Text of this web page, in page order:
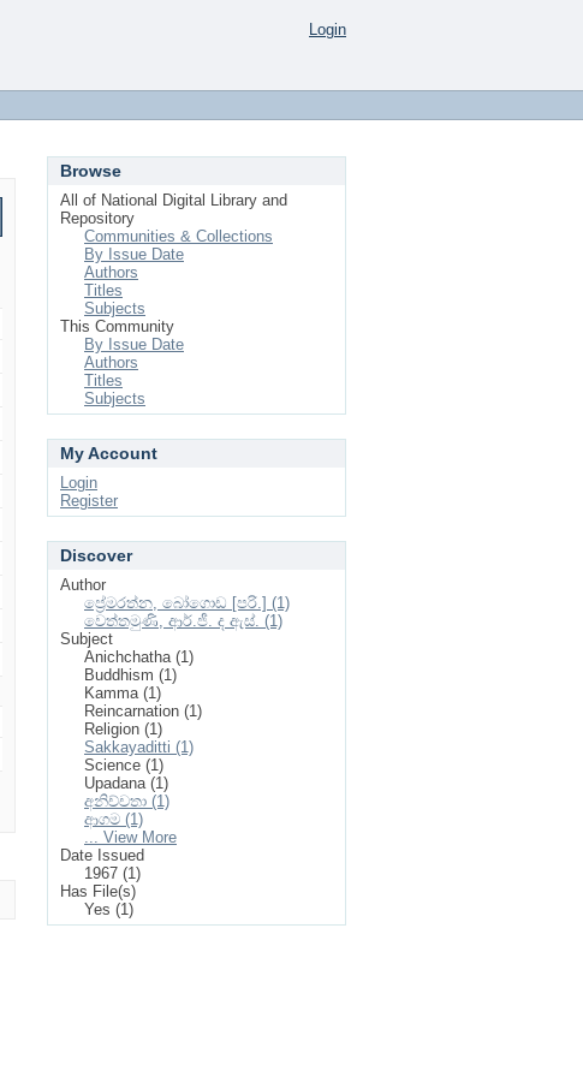
Login
Browse
All of National Digital Library and
Repository
Communities & Collections
By Issue Date
Authors
Titles
Subjects
This Community
By Issue Date
Authors
Titles
Subjects
My Account
Login
Register
Discover
Author
ප්‍රේමරත්න, බෝගොඩ [පරි.] (1)
වෙත්තමුණි, ආර්.ජී. ද ඇස්. (1)
Subject
Anichchatha (1)
Buddhism (1)
Kamma (1)
Reincarnation (1)
Religion (1)
Sakkayaditti (1)
Science (1)
Upadana (1)
අනිච්චතා (1)
ආගම (1)
... View More
Date Issued
1967 (1)
Has File(s)
Yes (1)